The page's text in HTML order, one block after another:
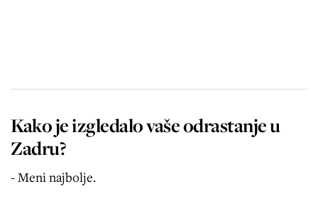
Kako je izgledalo vaše odrastanje u
Zadru?
- Meni najbolje.